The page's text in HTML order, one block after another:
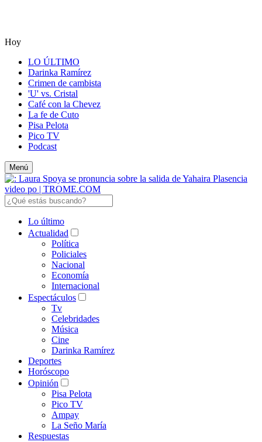
Hoy
LO ÚLTIMO
Darinka Ramírez
Crimen de cambista
'U' vs. Cristal
Café con la Chevez
La fe de Cuto
Pisa Pelota
Pico TV
Podcast
Menú
Lo último
Actualidad
Política
Policiales
Nacional
Economía
Internacional
Espectáculos
Tv
Celebridades
Música
Cine
Darinka Ramírez
Deportes
Horóscopo
Opinión
Pisa Pelota
Pico TV
Ampay
La Seño María
Respuestas